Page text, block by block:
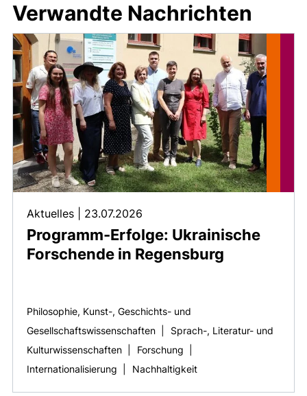
Verwandte Nachrichten
Programm-Erfolge: Ukrainische
Forschende in Regensburg
Aktuelles 23.07.2026
Philosophie, Kunst-, Geschichts- und
Gesellschaftswissenschaften
Sprach-, Literatur- und
Kulturwissenschaften
Forschung
Internationalisierung
Nachhaltigkeit